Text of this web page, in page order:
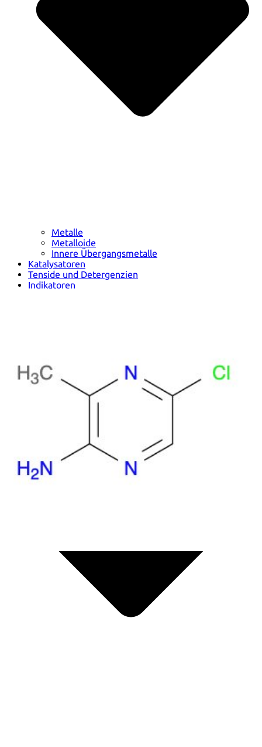
Metalle
Metalloide
Innere Übergangsmetalle
Katalysatoren
Tenside und Detergenzien
Indikatoren